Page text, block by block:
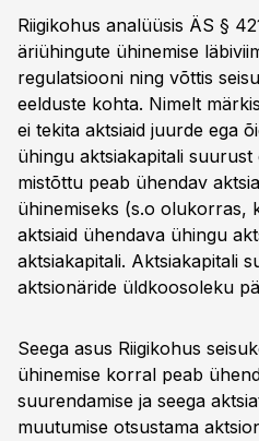
Riigikohus analüüsis ÄS §
äriühingute ühinemise
regulatsiooni ning võttis
eelduste kohta. Nimelt
ei tekita aktsiaid juurde ega
ühingu aktsiakapitali
mistõttu peab ühendav
ühinemiseks (s.o olukorras,
aktsiaid ühendava ühingu
aktsiakapitali. Aktsiakapitali
aktsionäride üldkoosoleku
Seega asus Riigikohus
ühinemise korral peab
suurendamise ja seega
muutumise otsustama